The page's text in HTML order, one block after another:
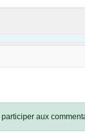
aux